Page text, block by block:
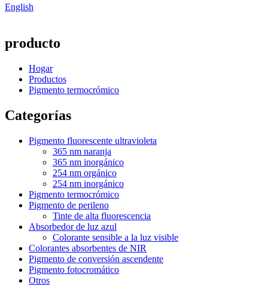
English
producto
Hogar
Productos
Pigmento termocrómico
Categorías
Pigmento fluorescente ultravioleta
365 nm naranja
365 nm inorgánico
254 nm orgánico
254 nm inorgánico
Pigmento termocrómico
Pigmento de perileno
Tinte de alta fluorescencia
Absorbedor de luz azul
Colorante sensible a la luz visible
Colorantes absorbentes de NIR
Pigmento de conversión ascendente
Pigmento fotocromático
Otros